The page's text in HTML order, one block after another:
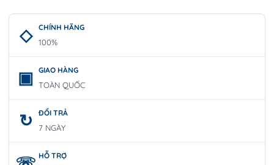
CHÍNH HÃNG
100%
GIAO HÀNG
TOÀN QUỐC
ĐỔI TRẢ
7 NGÀY
HỖ TRỢ